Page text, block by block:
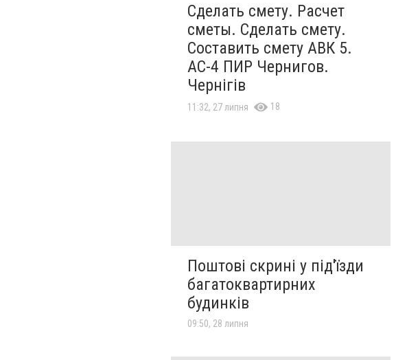
Сделать смету. Расчет
сметы. Сделать смету.
Составить смету АВК 5.
АС-4 ПИР Чернигов.
Чернігів
11:32, 27 липня 18
Поштові скрині у під'їзди
багатоквартирних
будинків
09:50, 28 липня